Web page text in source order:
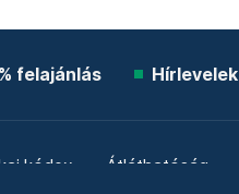
felajánlás Hírlevelek
kódex Átláthatóság